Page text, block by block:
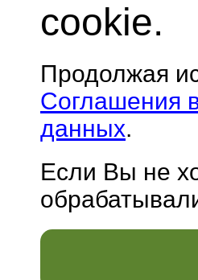
cookie.
Продолжая
Соглашения
данных.
Если Вы не